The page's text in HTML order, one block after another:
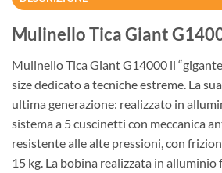
Mulinello Tica Giant
Mulinello Tica Giant G14000 il
size dedicato a tecniche estreme. La
ultima generazione: realizzato in
sistema a 5 cuscinetti con meccanica
resistente alle alte pressioni, con
15 kg. La bobina realizzata in